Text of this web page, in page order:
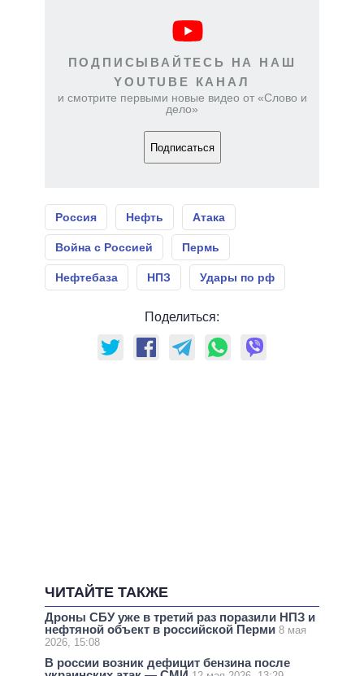
ПОДПИСЫВАЙТЕСЬ НА НАШ
YOUTUBE КАНАЛ
и смотрите первыми новые видео от «Слово и
дело»
Подписаться
Россия Нефть Атака
Война с Россией Пермь
Нефтебаза НПЗ Удары по рф
Поделиться:
ЧИТАЙТЕ ТАКЖЕ
Дроны СБУ уже в третий раз поразили НПЗ и
нефтяной объект в российской Перми 8 мая
2026, 15:08
В россии возник дефицит бензина после